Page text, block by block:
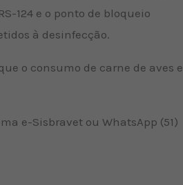
124 e o ponto de bloqueio
à desinfecção.
o consumo de carne de aves e
e-Sisbravet ou WhatsApp (51)